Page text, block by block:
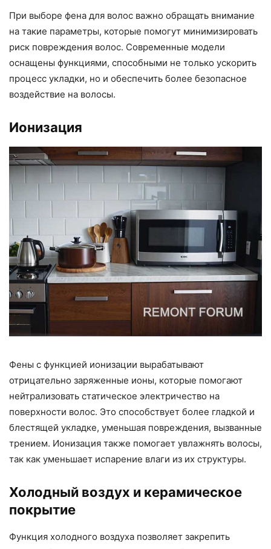
При выборе фена для волос важно обращать внимание
на такие параметры, которые помогут минимизировать
риск повреждения волос. Современные модели
оснащены функциями, способными не только ускорить
процесс укладки, но и обеспечить более безопасное
воздействие на волосы.
Ионизация
Фены с функцией ионизации вырабатывают
отрицательно заряженные ионы, которые помогают
нейтрализовать статическое электричество на
поверхности волос. Это способствует более гладкой и
блестящей укладке, уменьшая повреждения, вызванные
трением. Ионизация также помогает увлажнять волосы,
так как уменьшает испарение влаги из их структуры.
Холодный воздух и керамическое
покрытие
Функция холодного воздуха позволяет закрепить